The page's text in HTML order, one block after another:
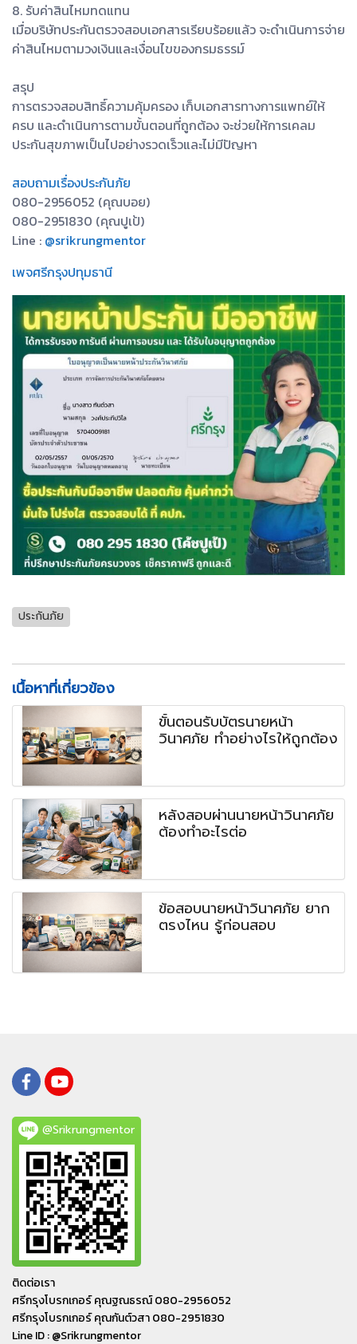
8. รับค่าสินไหมทดแทน
เมื่อบริษัทประกันตรวจสอบเอกสารเรียบร้อยแล้ว จะดำเนินการจ่าย
ค่าสินไหมตามวงเงินและเงื่อนไขของกรมธรรม์
สรุป
การตรวจสอบสิทธิ์ความคุ้มครอง เก็บเอกสารทางการแพทย์ให้
ครบ และดำเนินการตามขั้นตอนที่ถูกต้อง จะช่วยให้การเคลม
ประกันสุขภาพเป็นไปอย่างรวดเร็วและไม่มีปัญหา
สอบถามเรื่องประกันภัย
080-2956052 (คุณบอย)
080-2951830 (คุณปูเป้)
Line : @srikrungmentor
เพจศรีกรุงปทุมธานี
ประกันภัย
เนื้อหาที่เกี่ยวข้อง
ขั้นตอนรับบัตรนายหน้า
วินาศภัย ทำอย่างไรให้ถูกต้อง
หลังสอบผ่านนายหน้าวินาศภัย
ต้องทำอะไรต่อ
ข้อสอบนายหน้าวินาศภัย ยาก
ตรงไหน รู้ก่อนสอบ
@Srikrungmentor
ติดต่อเรา
ศรีกรุงโบรกเกอร์ คุณฐณธรณ์ 080-2956052
ศรีกรุงโบรกเกอร์ คุณกันต์วสา 080-2951830
Line ID : @Srikrungmentor